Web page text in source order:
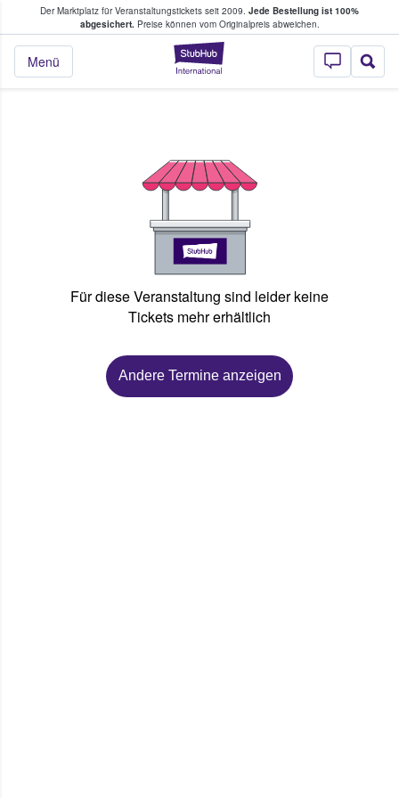
Der Marktplatz für Veranstaltungstickets seit 2009. Jede Bestellung ist 100%
abgesichert.Preise können vom Originalpreis abweichen.
StubHub - Wo
Menü
Tickets kaufen & verkaufen
Für diese Veranstaltung sind leider keine
Tickets mehr erhältlich
Andere Termine anzeigen